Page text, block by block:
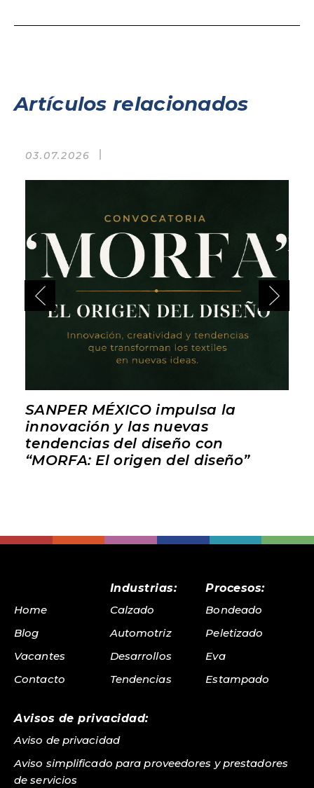
Artículos relacionados
03.07.2026
SANPER MÉXICO impulsa la
innovación y las nuevas
tendencias del diseño con
“MORFA: El origen del diseño”
Home
Blog
Vacantes
Contacto
Industrias:
Calzado
Automotriz
Desarrollos
Tendencias
Procesos:
Bondeado
Peletizado
Eva
Estampado
Avisos de privacidad:
Aviso de privacidad
Aviso simplificado para proveedores y prestadores
de servicios